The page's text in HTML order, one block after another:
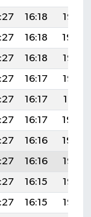
16:18
19:35
16:18
19:34
16:18
19:33
16:17
19:32
16:17
19:31
16:17
19:30
16:16
19:29
16:16
19:28
16:15
19:27
16:15
19:26